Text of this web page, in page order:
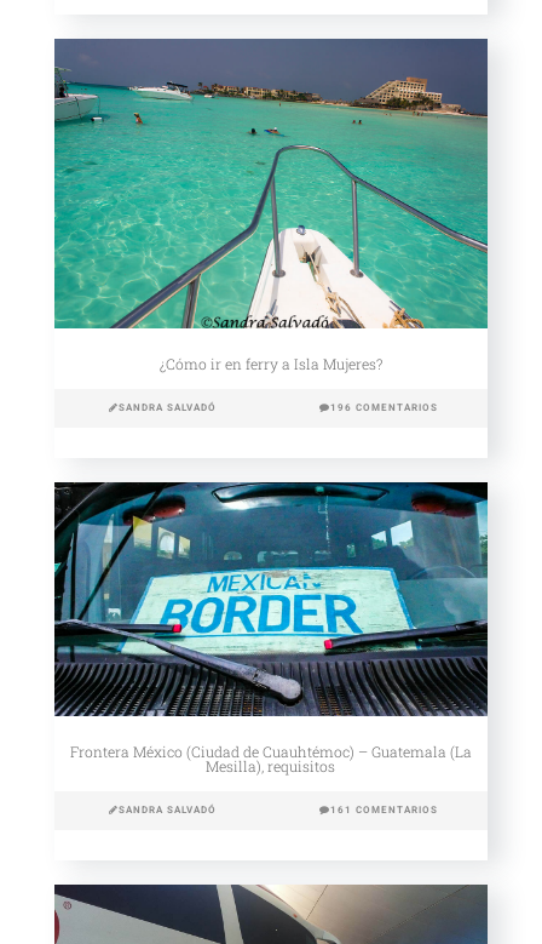
¿Cómo ir en ferry a Isla Mujeres?
SANDRA SALVADÓ 196 COMENTARIOS
Frontera México (Ciudad de Cuauhtémoc) – Guatemala (La
Mesilla), requisitos
SANDRA SALVADÓ 161 COMENTARIOS